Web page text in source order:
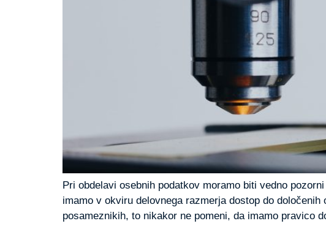
Pri obdelavi osebnih podatkov moramo biti vedno
imamo v okviru delovnega razmerja dostop do
posameznikih, to nikakor ne pomeni, da imamo pravico